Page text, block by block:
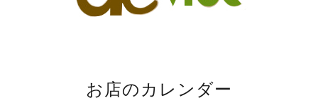
お店のカレンダー